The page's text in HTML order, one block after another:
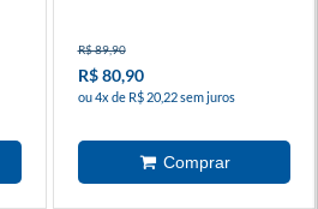
R$ 89,90
R$ 80,90
ou 4x de R$ 20,22 sem juros